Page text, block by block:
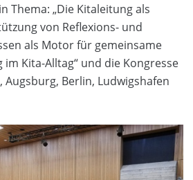
Thema: „Die Kitaleitung als
von Reflexions- und
als Motor für gemeinsame
im Kita-Alltag“ und die Kongresse
Berlin, Ludwigshafen